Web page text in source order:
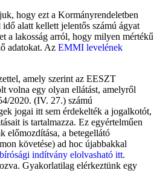
hogy ezt a Kormányrendeletben
alatt kellett jelentős számú ágyat
a lakosság arról, hogy milyen mértékű
adatokat. Az EMMI levelének
amely szerint az EESZT
volna egy olyan ellátást, amelyről
2020. (IV. 27.) számú
jogai itt sem érdekelték a jogalkotót,
is tartalmazza. Ez egyértelműen
előmozdítása, a betegellátó
követése) ad hoc újabbakkal
indítvány elolvasható itt.
Gyakorlatilag elérkeztünk egy